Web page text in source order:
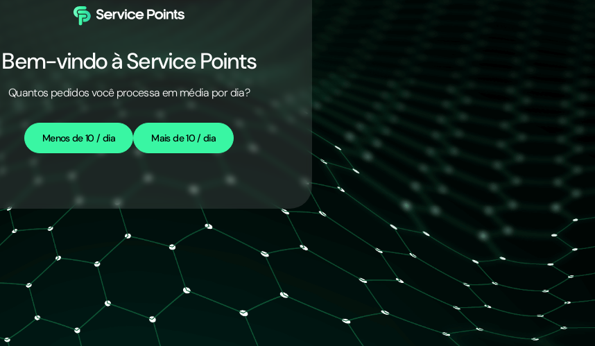
Bem-vindo à Service Points
Quantos pedidos você processa em média por dia?
Menos de 10 / dia Mais de 10 / dia